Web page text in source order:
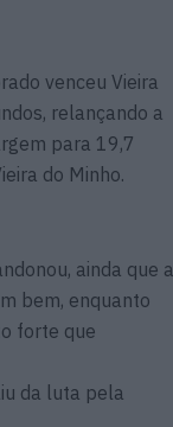
venceu Vieira
relançando a
para 19,7
do Minho.
ainda que a
bem, enquanto
forte que
da luta pela